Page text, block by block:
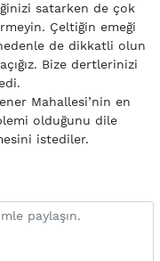
satarken de çok
Çeltiğin emeği
de dikkatli olun
Bize dertlerinizi
Mahallesi’nin en
olduğunu dile
istediler.